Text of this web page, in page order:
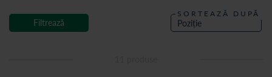
SORTEAZĂ DUPĂ
Filtrează